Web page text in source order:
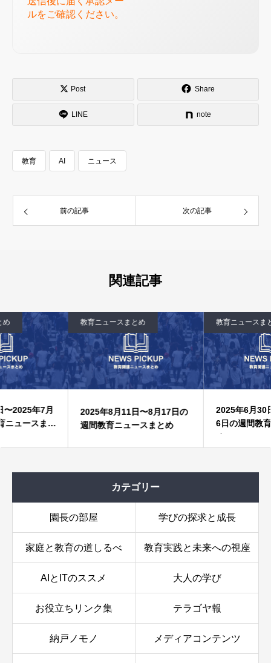
ルをご確認ください。
Post Share
LINE note
教育 AI ニュース
前の記事 次の記事
関連記事
教育ニュースまとめ
2025年8月11日〜8月17日の
週間教育ニュースまとめ
教育ニュースまとめ
2025年6月30日〜2025年7月
6日の週間教育ニュースまと
カテゴリー
園長の部屋 学びの探求と成長
家庭と教育の道しるべ 教育実践と未来への視座
AIとITのススメ 大人の学び
お役立ちリンク集 テラゴヤ報
納戸ノモノ メディアコンテンツ